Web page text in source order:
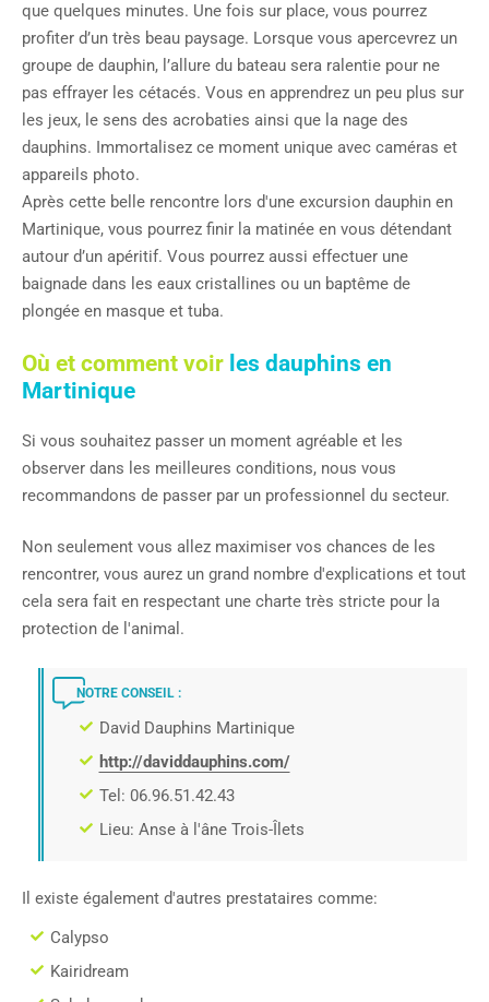
que quelques minutes. Une fois sur place, vous pourrez
profiter d’un très beau paysage. Lorsque vous apercevrez un
groupe de dauphin, l’allure du bateau sera ralentie pour ne
pas effrayer les cétacés. Vous en apprendrez un peu plus sur
les jeux, le sens des acrobaties ainsi que la nage des
dauphins. Immortalisez ce moment unique avec caméras et
appareils photo.
Après cette belle rencontre lors d'une excursion dauphin en
Martinique, vous pourrez finir la matinée en vous détendant
autour d’un apéritif. Vous pourrez aussi effectuer une
baignade dans les eaux cristallines ou un baptême de
plongée en masque et tuba.
Où et comment voir les dauphins en
Martinique
Si vous souhaitez passer un moment agréable et les
observer dans les meilleures conditions, nous vous
recommandons de passer par un professionnel du secteur.
Non seulement vous allez maximiser vos chances de les
rencontrer, vous aurez un grand nombre d'explications et tout
cela sera fait en respectant une charte très stricte pour la
protection de l'animal.
NOTRE CONSEIL :
David Dauphins Martinique
http://daviddauphins.com/
Tel: 06.96.51.42.43
Lieu: Anse à l'âne Trois-Îlets
Il existe également d'autres prestataires comme:
Calypso
Kairidream